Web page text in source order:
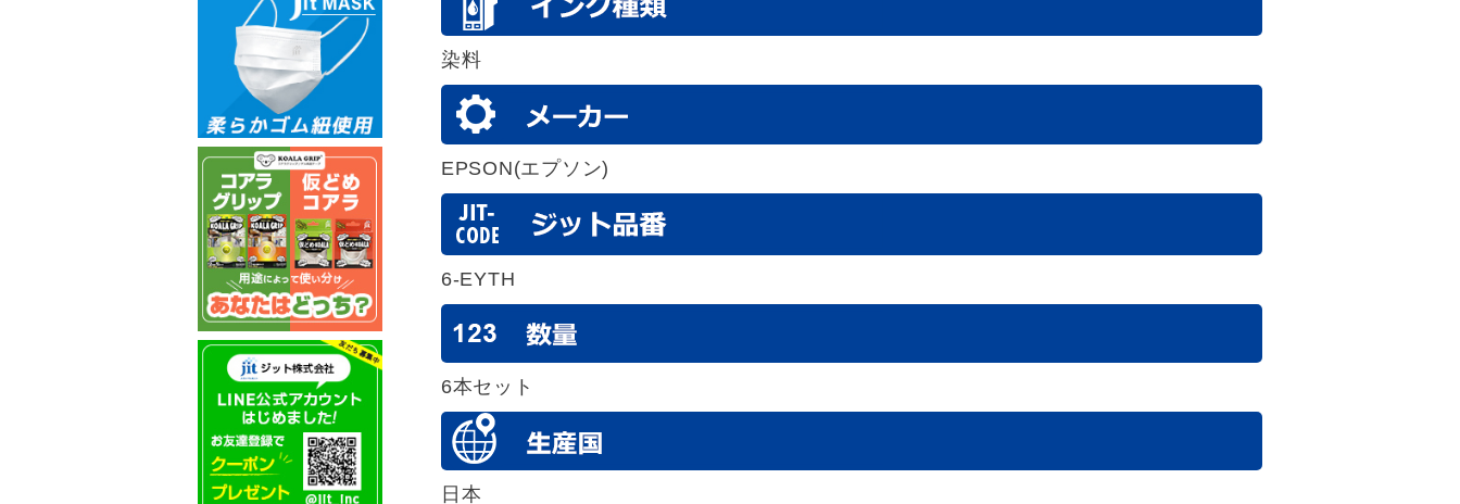
染料
EPSON(エプソン)
6-EYTH
6本セット
日本